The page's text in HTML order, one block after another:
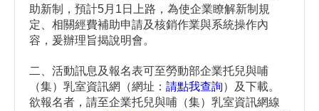
助新制，預計5月1日上路，為使企業瞭解新制規
定、相關經費補助申請及核銷作業與系統操作內
容，爰辦理旨揭說明會。
二、活動訊息及報名表可至勞動部企業托兒與哺
（集）乳室資訊網（網址： 請點我查詢）及下載。
欲報名者，請至企業托兒與哺（集）乳室資訊網線